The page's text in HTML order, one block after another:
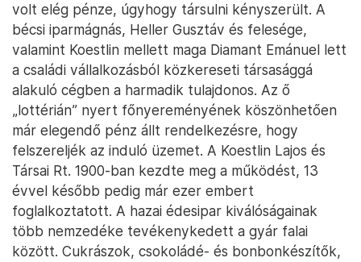
volt elég pénze, úgyhogy társulni kényszerült. A
bécsi iparmágnás, Heller Gusztáv és felesége,
valamint Koestlin mellett maga Diamant Emánuel lett
a családi vállalkozásból közkereseti társasággá
alakuló cégben a harmadik tulajdonos. Az ő
„lottérián” nyert főnyereményének köszönhetően
már elegendő pénz állt rendelkezésre, hogy
felszereljék az induló üzemet. A Koestlin Lajos és
Társai Rt. 1900-ban kezdte meg a működést, 13
évvel később pedig már ezer embert
foglalkoztatott. A hazai édesipar kiválóságainak
több nemzedéke tevékenykedett a gyár falai
között. Cukrászok, csokoládé- és bonbonkészítők,